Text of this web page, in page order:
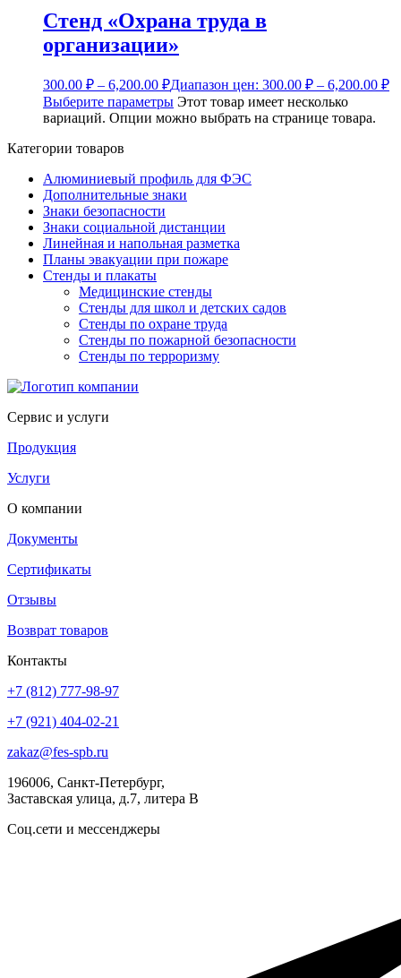
Стенд «Охрана труда в
организации»
300.00 ₽ – 6,200.00 ₽Диапазон цен: 300.00 ₽ – 6,200.00 ₽
Выберите параметры Этот товар имеет несколько
вариаций. Опции можно выбрать на странице товара.
Категории товаров
Алюминиевый профиль для ФЭС
Дополнительные знаки
Знаки безопасности
Знаки социальной дистанции
Линейная и напольная разметка
Планы эвакуации при пожаре
Стенды и плакаты
Медицинские стенды
Стенды для школ и детских садов
Стенды по охране труда
Стенды по пожарной безопасности
Стенды по терроризму
Сервис и услуги
Продукция
Услуги
О компании
Документы
Сертификаты
Отзывы
Возврат товаров
Контакты
+7 (812) 777-98-97
+7 (921) 404-02-21
zakaz@fes-spb.ru
196006, Санкт-Петербург,
Заставская улица, д.7, литера В
Соц.сети и мессенджеры